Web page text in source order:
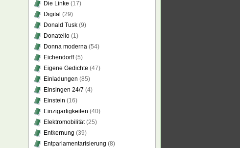
Die Linke (17)
Digital (29)
Donald Tusk (9)
Donatello (1)
Donna moderna (54)
Eichendorff(5)
Eigene Gedichte (47)
Einladungen (85)
Einsingen 24/7 (4)
Einstein (16)
Einzigartigkeiten (40)
Elektromobilität(25)
Entkernung (39)
Entparlamentarisierung (8)